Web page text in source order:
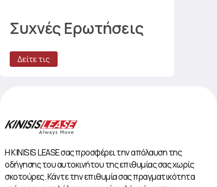
Συχνές Ερωτήσεις
Δείτε τις
Η KINISIS LEASE σας προσφέρει την απόλαυση της
οδήγησης του αυτοκινήτου της επιθυμίας σας χωρίς
σκοτούρες. Κάντε την επιθυμία σας πραγματικότητα